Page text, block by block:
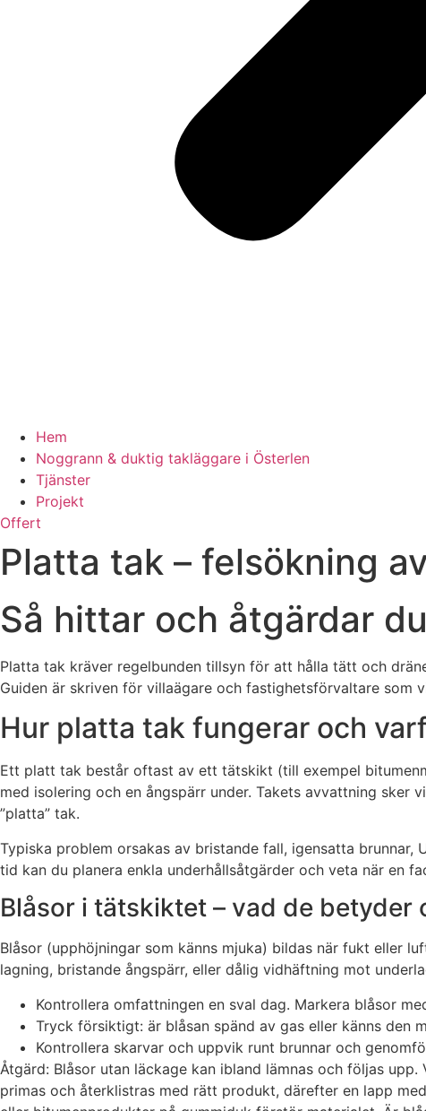
Hem
Noggrann & duktig takläggare i Österlen
Tjänster
Projekt
Offert
Platta tak – felsökning
Så hittar och åtgärdar
Platta tak kräver regelbunden tillsyn för att hålla tätt och
Guiden är skriven för villaägare och fastighetsförvaltare som
Hur platta tak fungerar och
Ett platt tak består oftast av ett tätskikt (till exempel
med isolering och en ångspärr under. Takets avvattning
”platta” tak.
Typiska problem orsakas av bristande fall, igensatta
tid kan du planera enkla underhållsåtgärder och veta när en
Blåsor i tätskiktet – vad de betyder
Blåsor (upphöjningar som känns mjuka) bildas när fukt eller
lagning, bristande ångspärr, eller dålig vidhäftning mot
Kontrollera omfattningen en sval dag. Markera blåsor
Tryck försiktigt: är blåsan spänd av gas eller känns den
Kontrollera skarvar och uppvik runt brunnar och
Åtgärd: Blåsor utan läckage kan ibland lämnas och följas
primas och återklistras med rätt produkt, därefter en lapp